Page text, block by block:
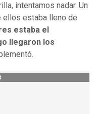
intentamos nadar. Un
ellos estaba lleno de
estaba el
llegaron los